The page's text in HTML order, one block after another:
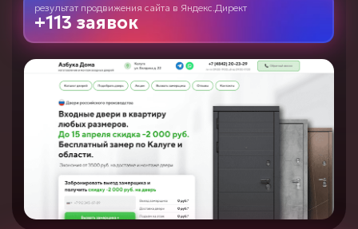
результат продвижения сайта в Яндекс.Директ
+113 заявок